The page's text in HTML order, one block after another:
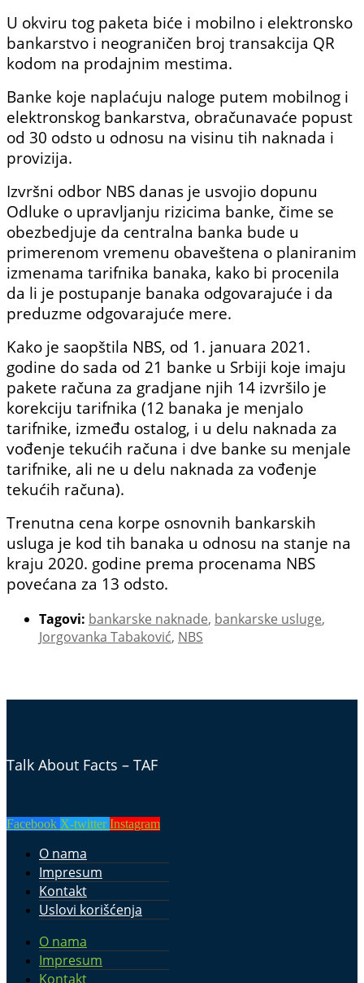
U okviru tog paketa biće i mobilno i elektronsko
bankarstvo i neograničen broj transakcija QR
kodom na prodajnim mestima.
Banke koje naplaćuju naloge putem mobilnog i
elektronskog bankarstva, obračunavaće popust
od 30 odsto u odnosu na visinu tih naknada i
provizija.
Izvršni odbor NBS danas je usvojio dopunu
Odluke o upravljanju rizicima banke, čime se
obezbedjuje da centralna banka bude u
primerenom vremenu obaveštena o planiranim
izmenama tarifnika banaka, kako bi procenila
da li je postupanje banaka odgovarajuće i da
preduzme odgovarajuće mere.
Kako je saopštila NBS, od 1. januara 2021.
godine do sada od 21 banke u Srbiji koje imaju
pakete računa za gradjane njih 14 izvršilo je
korekciju tarifnika (12 banaka je menjalo
tarifnike, između ostalog, i u delu naknada za
vođenje tekućih računa i dve banke su menjale
tarifnike, ali ne u delu naknada za vođenje
tekućih računa).
Trenutna cena korpe osnovnih bankarskih
usluga je kod tih banaka u odnosu na stanje na
kraju 2020. godine prema procenama NBS
povećana za 13 odsto.
Tagovi: bankarske naknade, bankarske usluge,
Jorgovanka Tabaković, NBS
Talk About Facts – TAF
Facebook X-twitter Instagram
O nama
Impresum
Kontakt
Uslovi korišćenja
O nama
Impresum
Kontakt